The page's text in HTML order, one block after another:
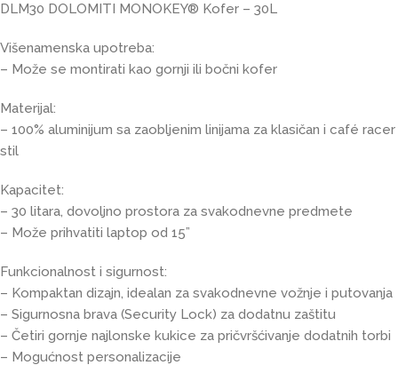
DLM30 DOLOMITI MONOKEY® Kofer – 30L
Višenamenska upotreba:
– Može se montirati kao gornji ili bočni kofer
Materijal:
– 100% aluminijum sa zaobljenim linijama za klasičan i café racer
stil
Kapacitet:
– 30 litara, dovoljno prostora za svakodnevne predmete
– Može prihvatiti laptop od 15”
Funkcionalnost i sigurnost:
– Kompaktan dizajn, idealan za svakodnevne vožnje i putovanja
– Sigurnosna brava (Security Lock) za dodatnu zaštitu
– Četiri gornje najlonske kukice za pričvršćivanje dodatnih torbi
– Mogućnost personalizacije